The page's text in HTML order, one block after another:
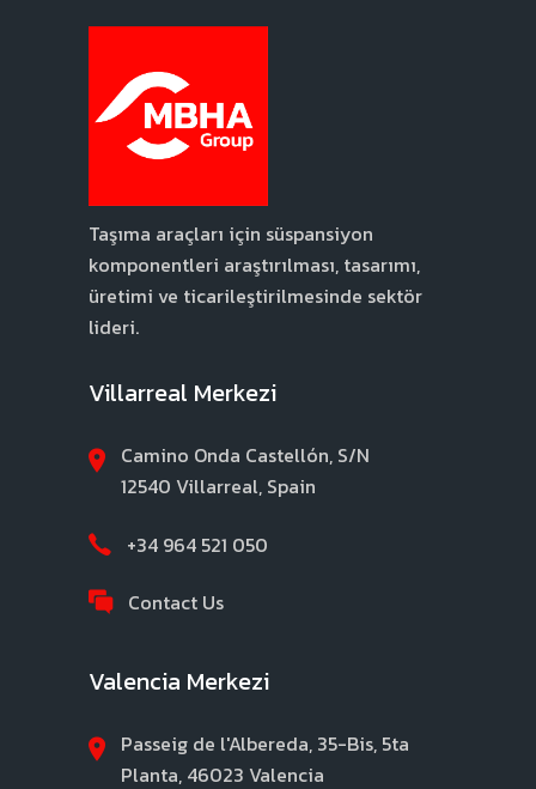
Taşıma araçları için süspansiyon
komponentleri araştırılması, tasarımı,
üretimi ve ticarileştirilmesinde sektör
lideri.
Villarreal Merkezi
Camino Onda Castellón, S/N
12540 Villarreal, Spain
+34 964 521 050
Contact Us
Valencia Merkezi
Passeig de l'Albereda, 35-Bis, 5ta
Planta, 46023 Valencia